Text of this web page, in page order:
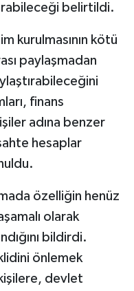
belirtildi.
kurulmasının kötü
paylaşmadan
finans
adına benzer
hesaplar
özelliğin henüz
olarak
bildirdi.
önlemek
devlet